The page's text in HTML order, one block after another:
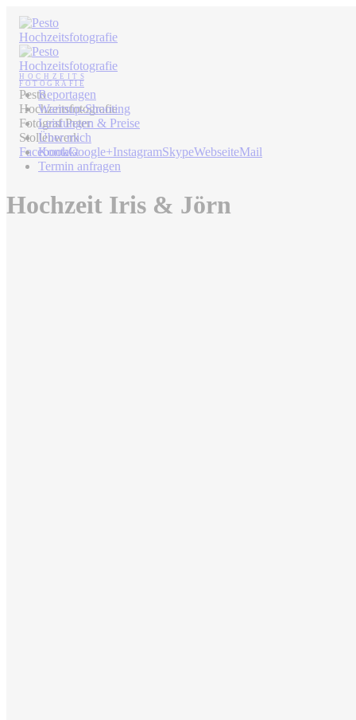
Pesto
Hochzeitsfotografie
Fotograf Peter
Stollenwerk
FacebookGoogle+InstagramSkypeWebseiteMail
Reportagen
Warmup-Shooting
Leistungen & Preise
Über mich
Kontakt
Termin anfragen
Hochzeit Iris & Jörn